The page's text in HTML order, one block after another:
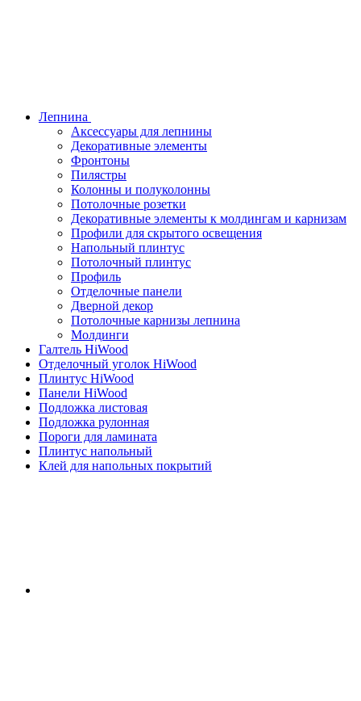
Лепнина
Аксессуары для лепнины
Декоративные элементы
Фронтоны
Пилястры
Колонны и полуколонны
Потолочные розетки
Декоративные элементы к молдингам и карнизам
Профили для скрытого освещения
Напольный плинтус
Потолочный плинтус
Профиль
Отделочные панели
Дверной декор
Потолочные карнизы лепнина
Молдинги
Галтель HiWood
Отделочный уголок HiWood
Плинтус HiWood
Панели HiWood
Подложка листовая
Подложка рулонная
Пороги для ламината
Плинтус напольный
Клей для напольных покрытий